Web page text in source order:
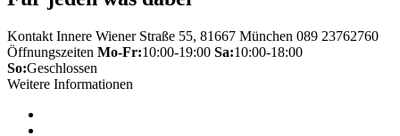
Kontakt Innere Wiener Straße 55, 81667 München 089 23762760
Öffnungszeiten Mo-Fr:10:00-19:00 Sa:10:00-18:00
So:Geschlossen
Weitere Informationen